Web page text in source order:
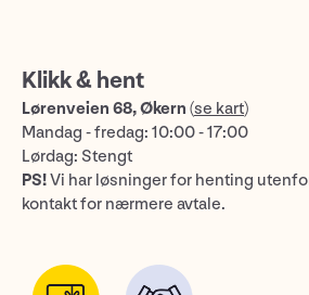
Klikk & hent
Lørenveien 68, Økern (se kart)
Mandag - fredag: 10:00 - 17:00
Lørdag: Stengt
PS!Vi har løsninger for henting
kontakt for nærmere avtale.